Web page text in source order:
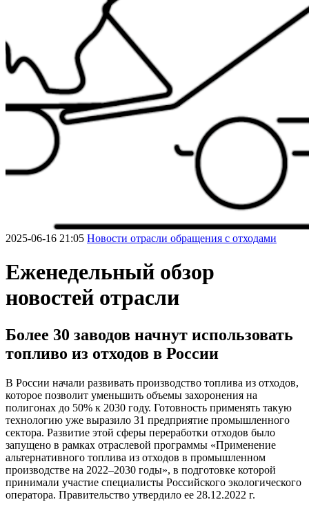
2025-06-16 21:05 Новости отрасли обращения с отходами
Еженедельный обзор
новостей отрасли
Более 30 заводов начнут использовать
топливо из отходов в России
В России начали развивать производство топлива из отходов,
которое позволит уменьшить объемы захоронения на
полигонах до 50% к 2030 году. Готовность применять такую
технологию уже выразило 31 предприятие промышленного
сектора. Развитие этой сферы переработки отходов было
запущено в рамках отраслевой программы «Применение
альтернативного топлива из отходов в промышленном
производстве на 2022–2030 годы», в подготовке которой
принимали участие специалисты Российского экологического
оператора. Правительство утвердило ее 28.12.2022 г.